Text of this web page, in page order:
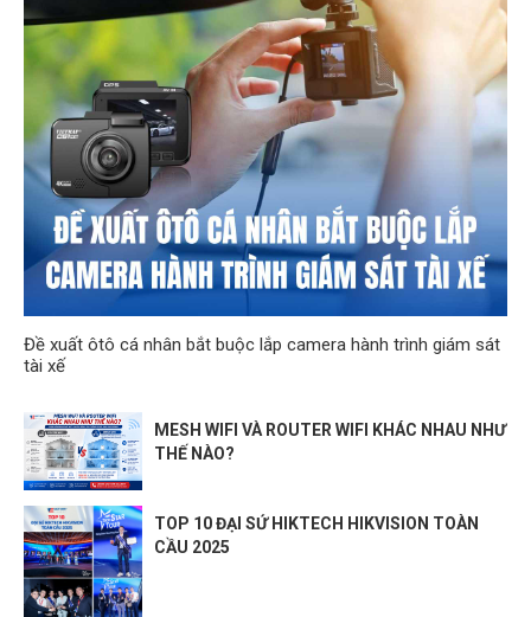
Đề xuất ôtô cá nhân bắt buộc lắp camera hành trình giám sát
tài xế
MESH WIFI VÀ ROUTER WIFI KHÁC NHAU NHƯ
THẾ NÀO?
TOP 10 ĐẠI SỨ HIKTECH HIKVISION TOÀN
CẦU 2025